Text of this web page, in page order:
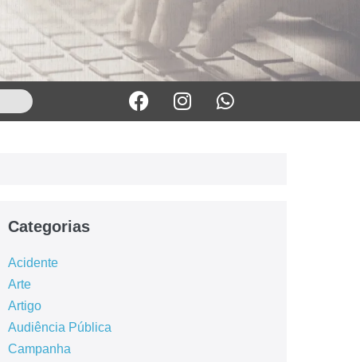
Categorias
Acidente
Arte
Artigo
Audiência Pública
Campanha